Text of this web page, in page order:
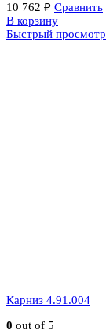
10 762 ₽ Сравнить
В корзину
Быстрый просмотр
Карниз 4.91.004
0 out of 5